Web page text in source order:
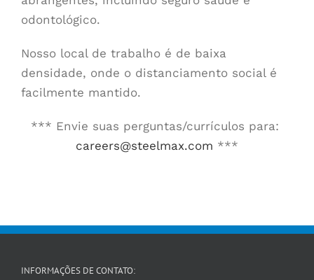
odontológico.
Nosso local de trabalho é de baixa
densidade, onde o distanciamento social é
facilmente mantido.
*** Envie suas perguntas/currículos para:
careers@steelmax.com ***
INFORMAÇÕES DE CONTATO: